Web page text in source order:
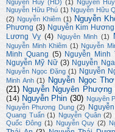
Nguyễn Huy (HD) (1) Nguyễn
Nguyễn Hữu Phú (1) Nguyễn Hữu
(2) Nguyễn Khiêm (1) Nguyễn
Phương (3) Nguyễn Kim Hương
Lương Vỵ (4) Nguyên Minh (1)
Nguyễn Minh Khiêm (1) Nguyễn
Minh Quang (5) Nguyễn Minh
Nguyễn Mỹ Nữ (3) Nguyễn Nga
Nguyễn Ngọc Đặng (1) Nguyễn
Minh Anh (1) Nguyễn Ngọc Thơ
(21) Nguyễn Nguyên Phượng
(14) Nguyễn Phin (30) Nguyên
Nguyễn Phương Dung (2)
Quang Tuấn (1) Nguyễn Quân (2)
Quốc Đông (1) Nguyễn Quy (2)